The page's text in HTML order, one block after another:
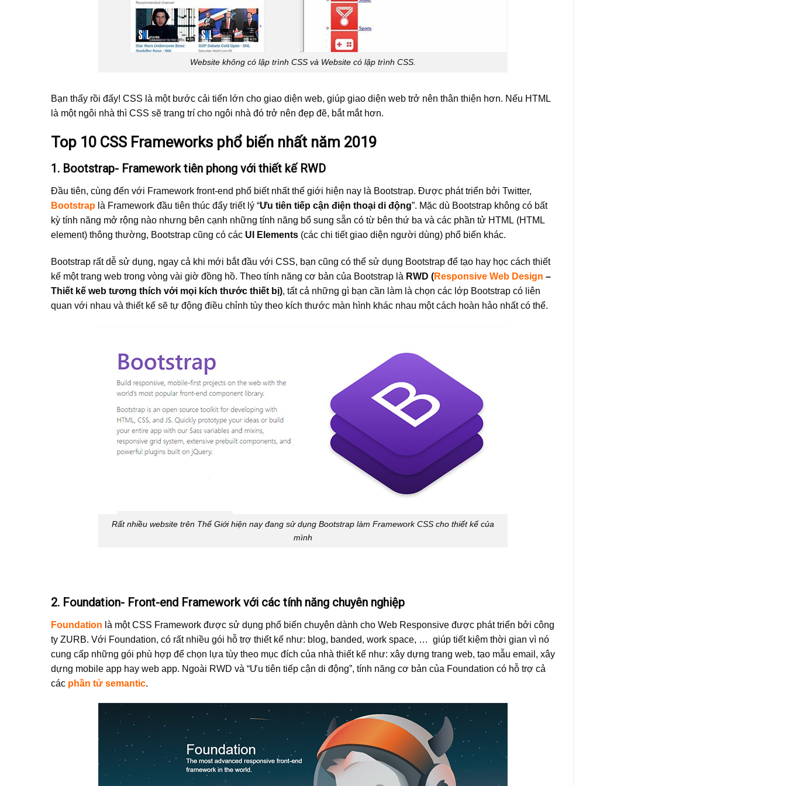
Website không có lập trình CSS và Website có lập trình CSS.
Bạn thấy rồi đấy! CSS là một bước cải tiến lớn cho giao diện web, giúp giao diện web trở nên thân thiện hơn. Nếu HTML
là một ngôi nhà thì CSS sẽ trang trí cho ngôi nhà đó trở nên đẹp đẽ, bắt mắt hơn.
Top 10 CSS Frameworks phổ biến nhất năm 2019
1. Bootstrap- Framework tiên phong với thiết kế RWD
Đầu tiên, cùng đến với Framework front-end phổ biết nhất thế giới hiện nay là Bootstrap. Được phát triển bởi Twitter,
Bootstrap là Framework đầu tiên thúc đẩy triết lý “Ưu tiên tiếp cận điện thoại di động”. Mặc dù Bootstrap không có bất
kỳ tính năng mở rộng nào nhưng bên cạnh những tính năng bổ sung sẵn có từ bên thứ ba và các phần tử HTML (HTML
element) thông thường, Bootstrap cũng có các UI Elements (các chi tiết giao diện người dùng) phổ biến khác.
Bootstrap rất dễ sử dụng, ngay cả khi mới bắt đầu với CSS, bạn cũng có thể sử dụng Bootstrap để tạo hay học cách thiết
kế một trang web trong vòng vài giờ đồng hồ. Theo tính năng cơ bản của Bootstrap là RWD (Responsive Web Design –
Thiết kế web tương thích với mọi kích thước thiết bị), tất cả những gì bạn cần làm là chọn các lớp Bootstrap có liên
quan với nhau và thiết kế sẽ tự động điều chỉnh tùy theo kích thước màn hình khác nhau một cách hoàn hảo nhất có thể.
Rất nhiều website trên Thế Giới hiện nay đang sử dụng Bootstrap làm Framework CSS cho thiết kế của
mình
2. Foundation- Front-end Framework với các tính năng chuyên nghiệp
Foundation là một CSS Framework được sử dụng phổ biến chuyên dành cho Web Responsive được phát triển bởi công
ty ZURB. Với Foundation, có rất nhiều gói hỗ trợ thiết kế như: blog, banded, work space, … giúp tiết kiệm thời gian vì nó
cung cấp những gói phù hợp để chọn lựa tùy theo mục đích của nhà thiết kế như: xây dựng trang web, tạo mẫu email, xây
dựng mobile app hay web app. Ngoài RWD và “Ưu tiên tiếp cận di động”, tính năng cơ bản của Foundation có hỗ trợ cả
các phần tử semantic.